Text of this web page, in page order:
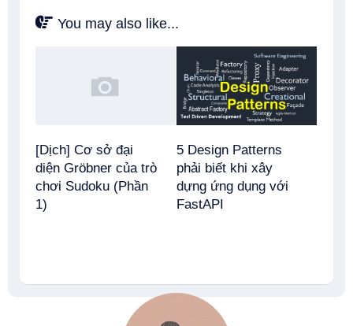
You may also like...
[Dịch] Cơ sở đại
diện Gröbner của trò
chơi Sudoku (Phần
1)
5 Design Patterns
phải biết khi xây
dựng ứng dụng với
FastAPI